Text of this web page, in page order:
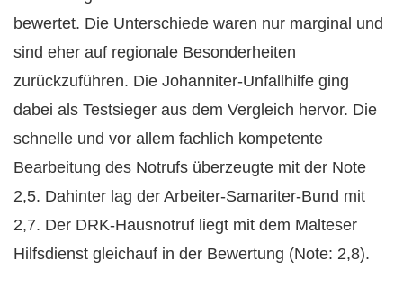
bewertet. Die Unterschiede waren nur marginal und
sind eher auf regionale Besonderheiten
zurückzuführen. Die Johanniter-Unfallhilfe ging
dabei als Testsieger aus dem Vergleich hervor. Die
schnelle und vor allem fachlich kompetente
Bearbeitung des Notrufs überzeugte mit der Note
2,5. Dahinter lag der Arbeiter-Samariter-Bund mit
2,7. Der DRK-Hausnotruf liegt mit dem Malteser
Hilfsdienst gleichauf in der Bewertung (Note: 2,8).